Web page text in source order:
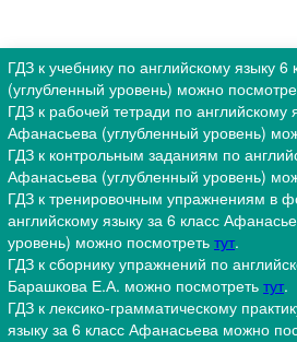
ГДЗ к учебнику по английскому языку
(углубленный уровень) можно
ГДЗ к рабочей тетради по английскому
Афанасьева (углубленный уровень)
ГДЗ к контрольным заданиям по
Афанасьева (углубленный уровень)
ГДЗ к тренировочным упражнениям в
английскому языку за 6 класс
уровень) можно посмотреть тут.
ГДЗ к сборнику упражнений по
Барашкова Е.А. можно посмотреть тут.
ГДЗ к лексико-грамматическому
языку за 6 класс Афанасьева можно